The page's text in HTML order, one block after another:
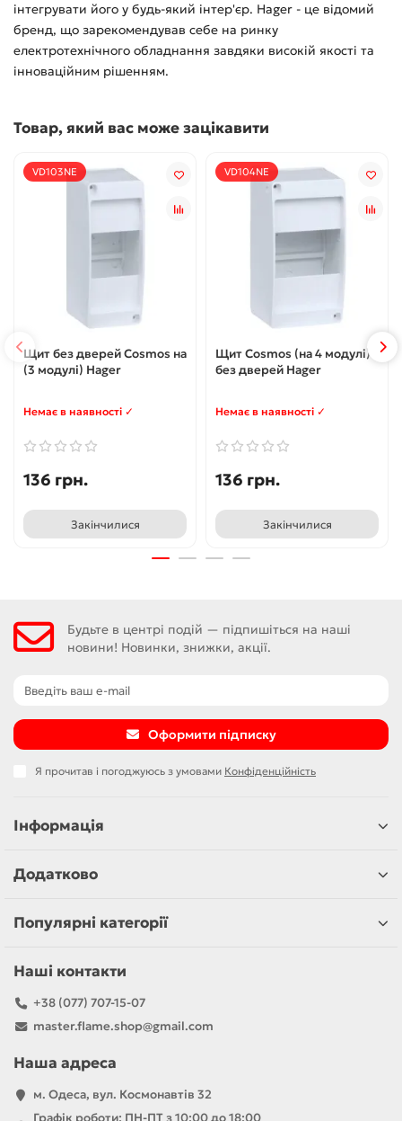
інтегрувати його у будь-який інтер'єр. Hager - це відомий
бренд, що зарекомендував себе на ринку
електротехнічного обладнання завдяки високій якості та
інноваційним рішенням.
Товар, який вас може зацікавити
VD103NE
Щит без дверей Cosmos на
(3 модулі) Hager
Немає в наявності ✓
136 грн.
Закінчилися
VD104NE
Щит Cosmos (на 4 модулі)
без дверей Hager
Немає в наявності ✓
136 грн.
Закінчилися
Будьте в центрі подій — підпишіться на наші
новини! Новинки, знижки, акції.
Оформити підписку
Я прочитав і погоджуюсь з умовами Конфіденційність
Інформація
Додатково
Популярні категорії
Наші контакти
+38 (077) 707-15-07
master.flame.shop@gmail.com
Наша адреса
м. Одеса, вул. Космонавтів 32